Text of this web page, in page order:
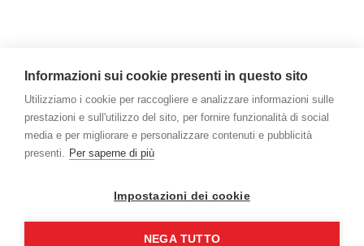
Informazioni sui cookie presenti in questo sito
Utilizziamo i cookie per raccogliere e analizzare informazioni sulle
prestazioni e sull'utilizzo del sito, per fornire funzionalità di social
media e per migliorare e personalizzare contenuti e pubblicità
presenti. Per saperne di più
Impostazioni dei cookie
NEGA TUTTO